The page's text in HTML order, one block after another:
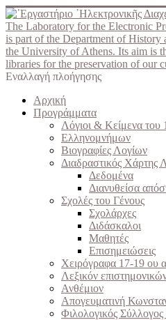
The Laboratory for the Electronic
is part of the Department of History
the University of Athens. Its aim is
libraries for the preservation of our
Εναλλαγή πλοήγησης
Αρχική
Προγράμματα
Λόγιοι & Κείμενα του
Ελληνομνήμων
Βιογραφίες Λογίων
Διαδραστικός Χάρτης
Δεδομένα
Διανυθείσα
Σχολές του Γένους
Σχολάρχες
Διδάσκαλοι
Μαθητές
Επισημειώσεις
Χειρόγραφα 17-19 ου
Λεξικόν
Ανθέμιον
Απογευματινή
Φιλολογικός